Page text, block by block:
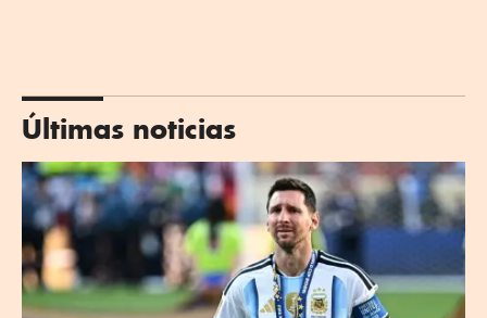
Últimas noticias